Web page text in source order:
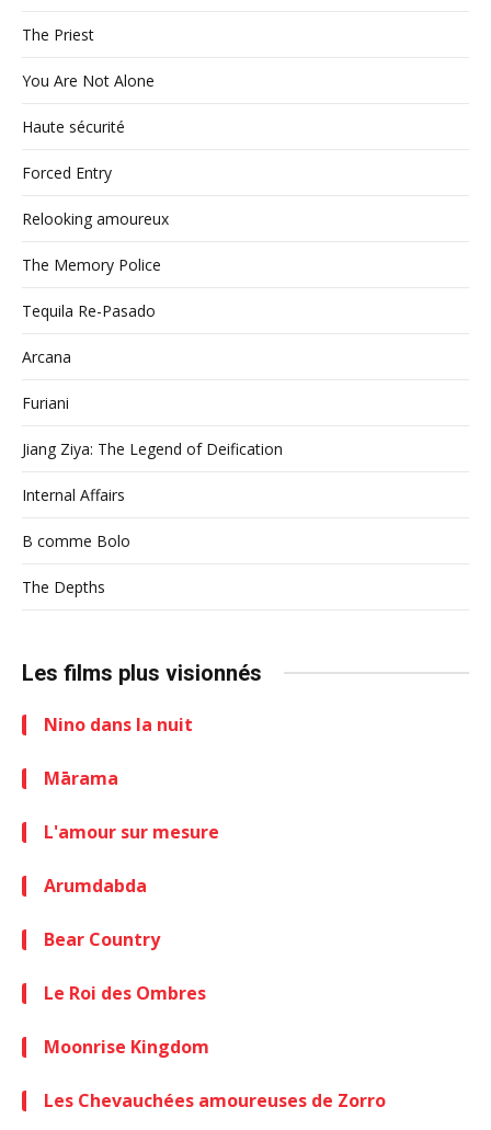
The Priest
You Are Not Alone
Haute sécurité
Forced Entry
Relooking amoureux
The Memory Police
Tequila Re-Pasado
Arcana
Furiani
Jiang Ziya: The Legend of Deification
Internal Affairs
B comme Bolo
The Depths
Les films plus visionnés
Nino dans la nuit
Mārama
L'amour sur mesure
Arumdabda
Bear Country
Le Roi des Ombres
Moonrise Kingdom
Les Chevauchées amoureuses de Zorro